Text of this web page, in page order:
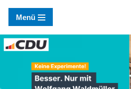
Zum
Inhalt
springen
Menü